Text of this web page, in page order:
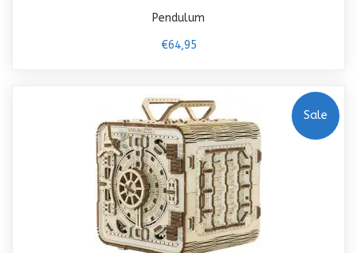
Pendulum
€64,95
Sale